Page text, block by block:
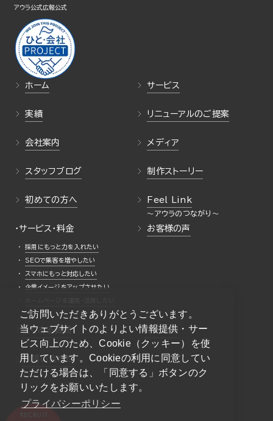
ご訪問いただきありがとうございます。
当ウェブサイトのよりよい情報提供・サー
ビス向上のため、Cookie（クッキー）を使
用しています。Cookieの利用に同意してい
ただける場合は、「同意する」ボタンのク
リックをお願いいたします。
プライバシーポリシー
ホーム サービス
実績 リニューアルのご提案
会社案内 メディア
スタッフブログ 制作ストーリー
初めての方へ Feel Link
・サービス・料金
採用にもっと力を入れたい
SEOで集客を増やしたい
スマホにもっと対応したい
企業イメージをアップさせたい
お客様の声
よくある質問 採用情報
お問い合わせ
アウラ公式広報公式